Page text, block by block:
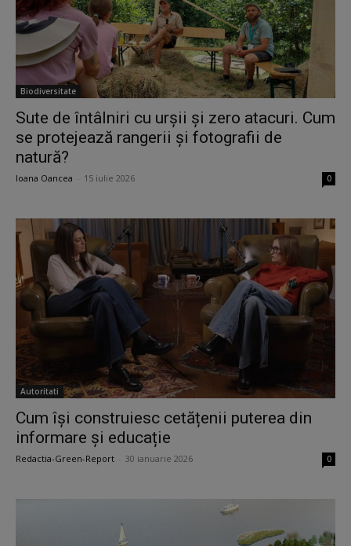
Biodiversitate
Sute de întâlniri cu urșii și zero atacuri. Cum
se protejează rangerii și fotografii de
natură?
Ioana Oancea 15 iulie 2026 0
Autoritati
Cum își construiesc cetățenii puterea din
informare și educație
Redactia-Green-Report 30 ianuarie 2026 0